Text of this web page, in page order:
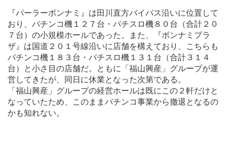
『パーラーボンナミ』は田川直方バイパス沿いに位置して
おり、パチンコ機１２７台・パチスロ機８０台（合計２０
７台）の小規模ホールであった。また、『ボンナミプラ
ザ』は国道２０１号線沿いに店舗を構えており、こちらも
パチンコ機１８３台・パチスロ機１３１台（合計３１４
台）と小さ目の店舗だ。ともに「福山興産」グループが運
営してきたが、同日に休業となった次第である。
「福山興産」グループの経営ホールは既にこの２軒だけと
なっていたため、このままパチンコ事業から撤退となるの
かも知れない。